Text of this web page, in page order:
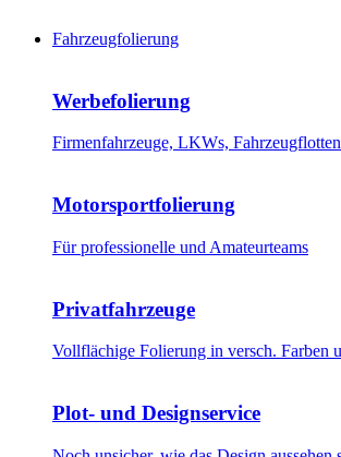
Fahrzeugfolierung
Werbefolierung
Firmenfahrzeuge, LKWs,
Motorsportfolierung
Für professionelle und Amateurteams
Privatfahrzeuge
Vollflächige Folierung in versch. Farben
Plot- und Designservice